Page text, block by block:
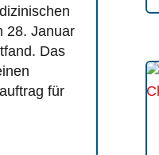
28. Januar
Das
für